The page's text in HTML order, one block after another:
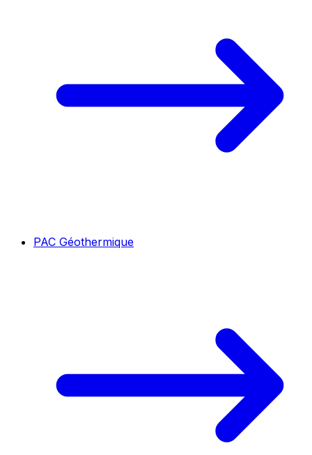
PAC Géothermique